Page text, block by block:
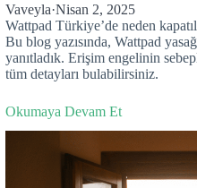
Vaveyla·Nisan 2, 2025
Wattpad Türkiye’de neden
Bu blog yazısında, Wattpad
yanıtladık. Erişim engelinin
tüm detayları bulabilirsiniz.
Okumaya Devam Et